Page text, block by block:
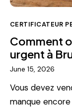
CERTIFICATEUR
Comment
urgent à
June 15, 2026
Vous devez
manque encore